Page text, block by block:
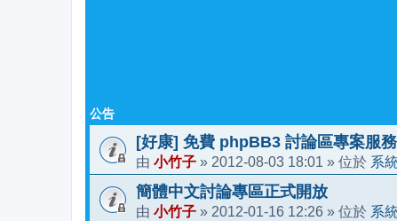
公告
[好康] 免費 phpBB3 討論區專案服務
由 小竹子 » 2012-08-03 18:01 » 位於 系
簡體中文討論專區正式開放
由 小竹子 » 2012-01-16 12:26 » 位於 系